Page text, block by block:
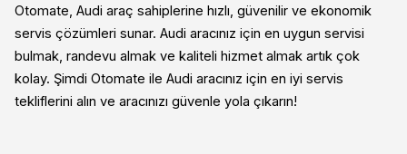
Otomate, Audi araç sahiplerine hızlı, güvenilir ve ekonomik
servis çözümleri sunar. Audi aracınız için en uygun servisi
bulmak, randevu almak ve kaliteli hizmet almak artık çok
kolay. Şimdi Otomate ile Audi aracınız için en iyi servis
tekliflerini alın ve aracınızı güvenle yola çıkarın!